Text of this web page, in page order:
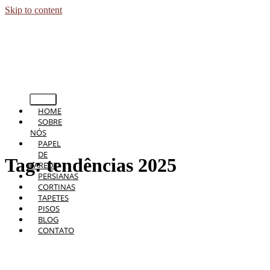
Skip to content
HOME
SOBRE
NÓS
PAPEL
DE
PAREDE
PERSIANAS
CORTINAS
TAPETES
PISOS
BLOG
CONTATO
Tag:tendências 2025